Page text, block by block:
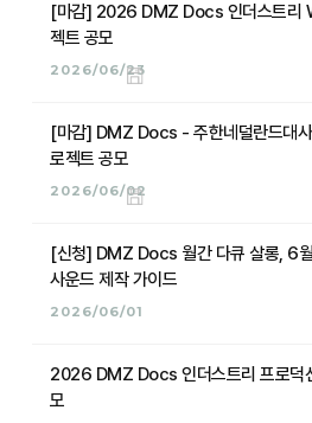
[마감] 2026 DMZ Docs 인더스트리
젝트 공모
2026/06/23
[마감] DMZ Docs - 주한네덜란드대
로젝트 공모
2026/06/02
[신청] DMZ Docs 월간 다큐 살롱, 6
사운드 제작 가이드
2026/06/01
2026 DMZ Docs 인더스트리 프로덕
모